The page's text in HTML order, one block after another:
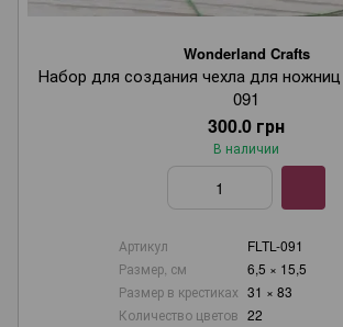
Wonderland Crafts
Набор для создания чехла для
091
300.0 грн
В наличии
Артикул
FLTL-091
Размер, см
6,5 × 15,5
Размер в крестиках 31 × 83
Количество цветов 22